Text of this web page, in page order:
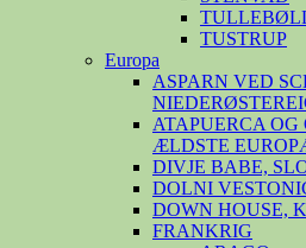
TUSTRUP
Europa
ASPARN VED
ATAPUERCA OG
ÆLDSTE
DIVJE BABE,
DOLNI
DOWN HOUSE,
FRANKRIG